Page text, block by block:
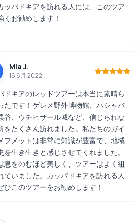
ッパドキアを訪れる人には、このツア
くお勧めします！
Mia J.
16 6月 2022
ドキアのレッドツアーは本当に素晴ら
たです！ゲレメ野外博物館、パシャバ
谷、ウチヒサール城など、信じられな
をたくさん訪れました。私たちのガイ
フメットは非常に知識が豊富で、地域
を生き生きと感じさせてくれました。
息をのむほど美しく、ツアーはよく組
ていました。カッパドキアを訪れる人
ひこのツアーをお勧めします！